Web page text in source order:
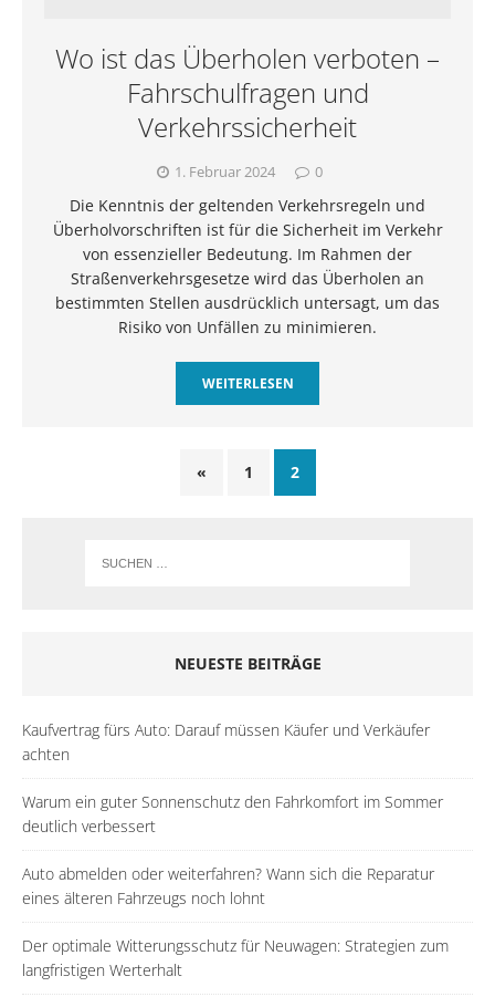
Wo ist das Überholen verboten –
Fahrschulfragen und
Verkehrssicherheit
1. Februar 2024 0
Die Kenntnis der geltenden Verkehrsregeln und
Überholvorschriften ist für die Sicherheit im Verkehr
von essenzieller Bedeutung. Im Rahmen der
Straßenverkehrsgesetze wird das Überholen an
bestimmten Stellen ausdrücklich untersagt, um das
Risiko von Unfällen zu minimieren.
WEITERLESEN
« 1 2
NEUESTE BEITRÄGE
Kaufvertrag fürs Auto: Darauf müssen Käufer und Verkäufer
achten
Warum ein guter Sonnenschutz den Fahrkomfort im Sommer
deutlich verbessert
Auto abmelden oder weiterfahren? Wann sich die Reparatur
eines älteren Fahrzeugs noch lohnt
Der optimale Witterungsschutz für Neuwagen: Strategien zum
langfristigen Werterhalt